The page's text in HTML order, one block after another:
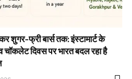
शुगर-फ्री बार्स तक: इंस्टामार्ट के
दिवस पर भारत बदल रहा है